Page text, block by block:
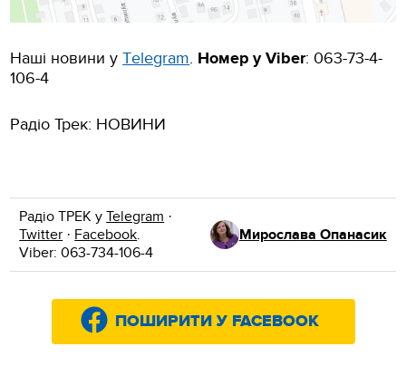
Наші новини уТelegram. Номер у Viber: 063-73-4-
106-4
Радіо Трек: НОВИНИ
Радіо ТРЕК уTelegram ·
Twitter · Facebook.
Viber: 063-734-106-4
Мирослава Опанасик
ПОШИРИТИ У FACEBOOK